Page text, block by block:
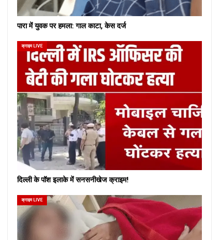
पारा में युवक पर हमला: गाल काटा, केस दर्ज
क्राइम LIVE
दिल्ली के पॉश इलाके में सनसनीखेज क्राइम!
क्राइम LIVE